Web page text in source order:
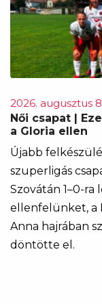
2026. augusztus
Női csapat |
a Gloria ellen
Újabb
szuperligás
Szovátán 1–0-
ellenfelünket, a
Anna hajrában
döntötte el.